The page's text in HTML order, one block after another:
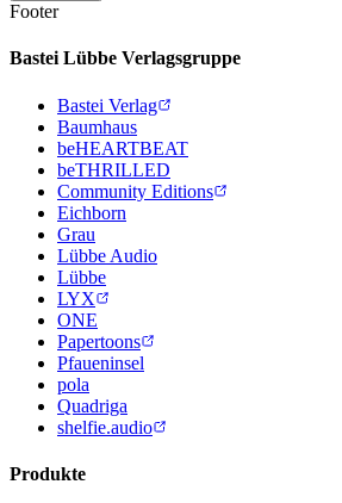
Footer
Bastei Lübbe Verlagsgruppe
Bastei Verlag
Baumhaus
beHEARTBEAT
beTHRILLED
Community Editions
Eichborn
Grau
Lübbe Audio
Lübbe
LYX
ONE
Papertoons
Pfaueninsel
pola
Quadriga
shelfie.audio
Produkte